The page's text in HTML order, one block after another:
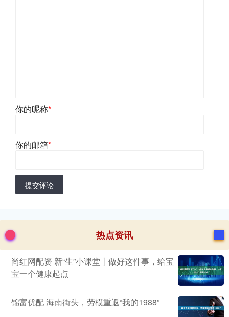
你的昵称*
你的邮箱*
提交评论
热点资讯
尚红网配资 新“生”小课堂丨做好这件事，给宝
宝一个健康起点
锦富优配 海南街头，劳模重返“我的1988”